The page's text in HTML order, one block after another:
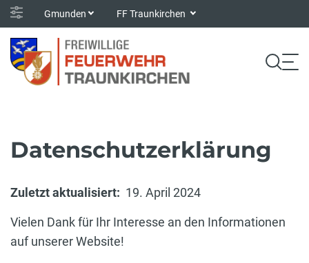
Gmunden FF Traunkirchen
Datenschutzerklärung
Zuletzt aktualisiert: 19. April 2024
Vielen Dank für Ihr Interesse an den Informationen
auf unserer Website!